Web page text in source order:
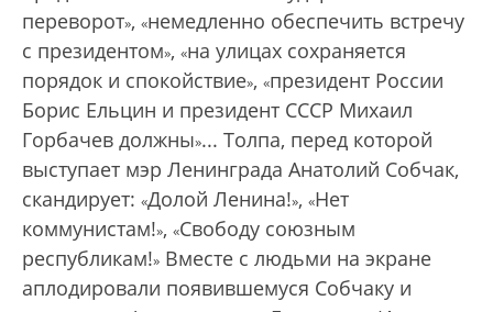
переворот», «немедленно обеспечить встречу
с президентом», «на улицах сохраняется
порядок и спокойствие», «президент России
Борис Ельцин и президент СССР Михаил
Горбачев должны»... Толпа, перед которой
выступает мэр Ленинграда Анатолий Собчак,
скандирует: «Долой Ленина!», «Нет
коммунистам!», «Свободу союзным
республикам!» Вместе с людьми на экране
аплодировали появившемуся Собчаку и